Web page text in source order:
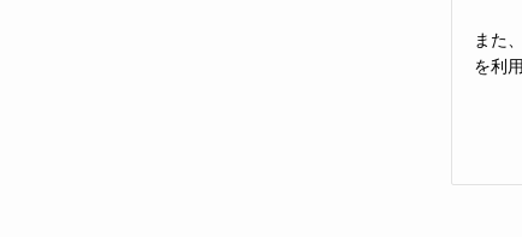
また
を利